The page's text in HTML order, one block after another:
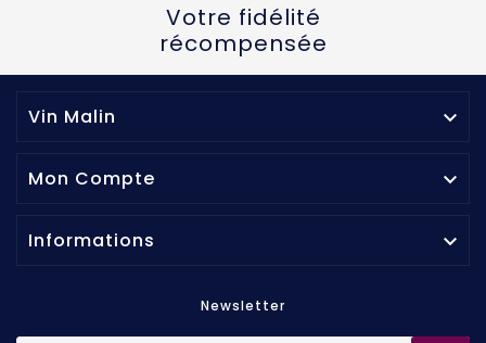
Votre fidélité
récompensée
Vin Malin 
Mon Compte 
Informations 
Newsletter